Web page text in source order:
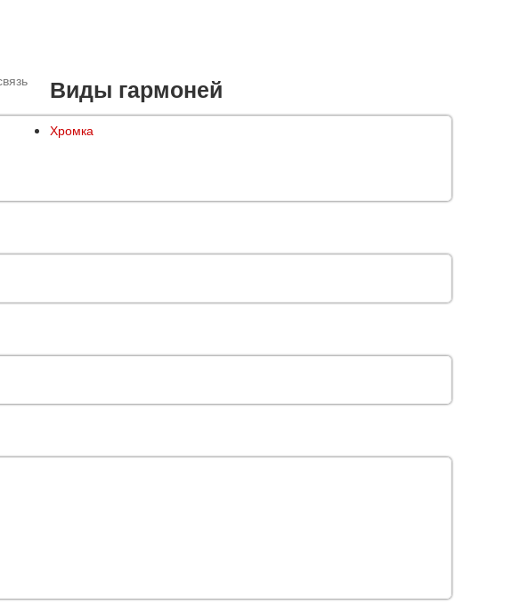
Виды гармоней
Хромка